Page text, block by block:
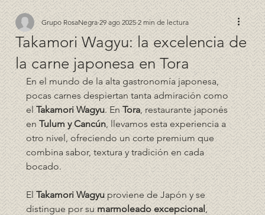
Takamori Wagyu: la excelencia de
la carne japonesa en Tora
Grupo RosaNegra 29 ago 2025 2 min de lectura
En el mundo de la alta gastronomía japonesa,
pocas carnes despiertan tanta admiración como
el Takamori Wagyu. En Tora, restaurante japonés
en Tulum y Cancún, llevamos esta experiencia a
otro nivel, ofreciendo un corte premium que
combina sabor, textura y tradición en cada
bocado.
El Takamori Wagyu proviene de Japón y se
distingue por su marmoleado excepcional,